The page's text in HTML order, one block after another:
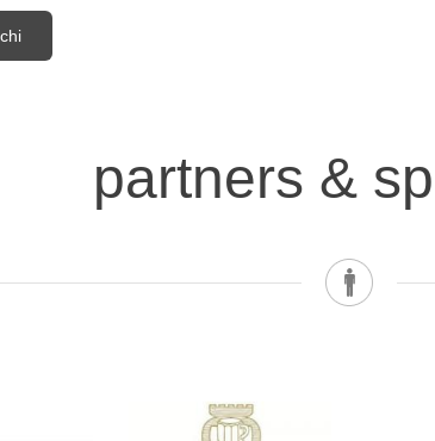
Nico Valsesia, dalla RAAM all'Aconcagua
partners &